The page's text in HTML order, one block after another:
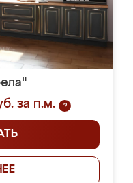
за п.м.
?